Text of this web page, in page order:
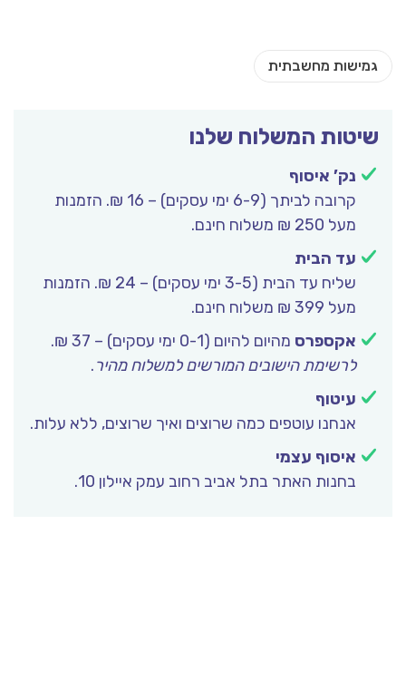
שיטות המשלוח שלנו
נק’ איסוף
קרובה לביתך (6-9 ימי עסקים) – 16 ₪. הזמנות
מעל 250 ₪ משלוח חינם.
עד הבית
שליח עד הבית (3-5 ימי עסקים) – 24 ₪. הזמנות
מעל 399 ₪ משלוח חינם.
אקספרס מהיום להיום (0-1 ימי עסקים) – 37 ₪.
לרשימת הישובים המורשים למשלוח מהיר.
עיטוף
אנחנו עוטפים כמה שרוצים ואיך שרוצים, ללא עלות.
איסוף עצמי
בחנות האתר בתל אביב רחוב עמק איילון 10.